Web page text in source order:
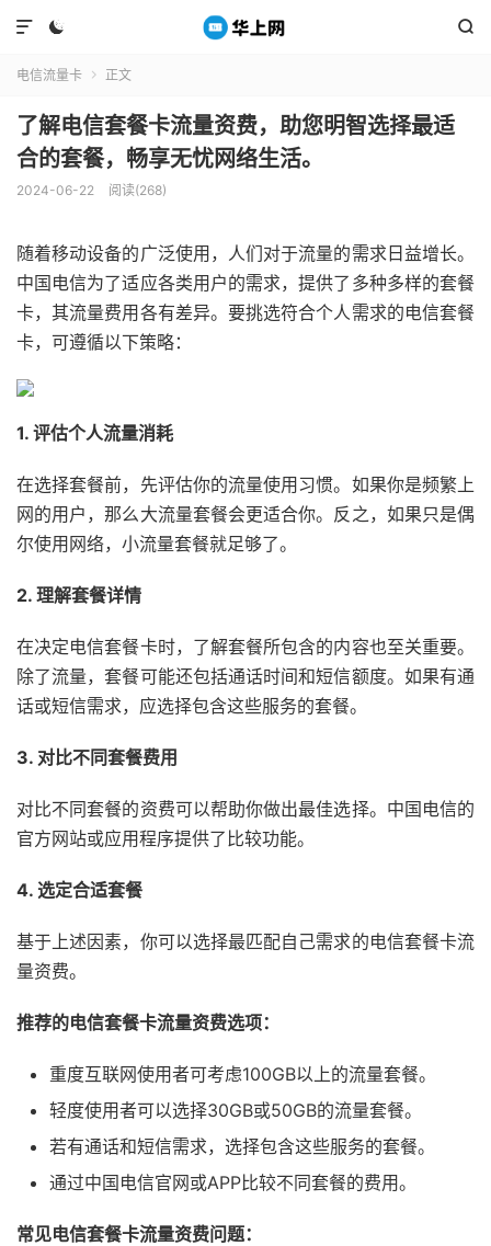
 

电信流量卡  正文
了解电信套餐卡流量资费，助您明智选择最适
合的套餐，畅享无忧网络生活。
2024-06-22 阅读(268)
随着移动设备的广泛使用，人们对于流量的需求日益增长。
中国电信为了适应各类用户的需求，提供了多种多样的套餐
卡，其流量费用各有差异。要挑选符合个人需求的电信套餐
卡，可遵循以下策略：
1. 评估个人流量消耗
在选择套餐前，先评估你的流量使用习惯。如果你是频繁上
网的用户，那么大流量套餐会更适合你。反之，如果只是偶
尔使用网络，小流量套餐就足够了。
2. 理解套餐详情
在决定电信套餐卡时，了解套餐所包含的内容也至关重要。
除了流量，套餐可能还包括通话时间和短信额度。如果有通
话或短信需求，应选择包含这些服务的套餐。
3. 对比不同套餐费用
对比不同套餐的资费可以帮助你做出最佳选择。中国电信的
官方网站或应用程序提供了比较功能。
4. 选定合适套餐
基于上述因素，你可以选择最匹配自己需求的电信套餐卡流
量资费。
推荐的电信套餐卡流量资费选项：
重度互联网使用者可考虑100GB以上的流量套餐。
轻度使用者可以选择30GB或50GB的流量套餐。
若有通话和短信需求，选择包含这些服务的套餐。
通过中国电信官网或APP比较不同套餐的费用。
常见电信套餐卡流量资费问题：